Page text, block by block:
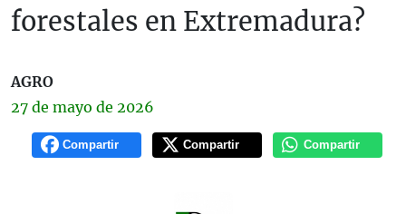
forestales en Extremadura?
AGRO
27 de mayo de 2026
Compartir Compartir Compartir